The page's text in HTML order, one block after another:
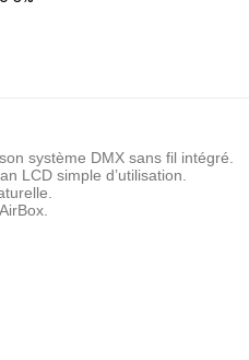
système DMX sans fil intégré.
LCD simple d’utilisation.